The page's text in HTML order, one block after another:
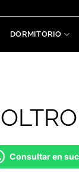
DORMITORIO
Consultar en